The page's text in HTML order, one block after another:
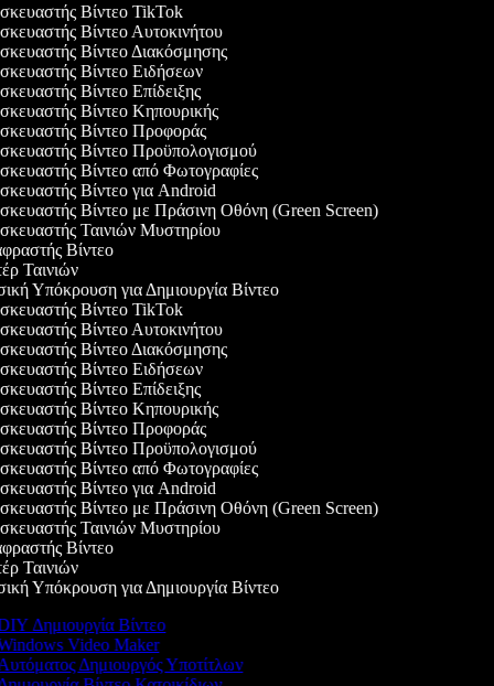
Βίντεο TikTok
Βίντεο Αυτοκινήτου
Βίντεο Διακόσμησης
Βίντεο Ειδήσεων
Βίντεο Επίδειξης
Βίντεο Κηπουρικής
Βίντεο Προφοράς
Βίντεο Προϋπολογισμού
Βίντεο από Φωτογραφίες
Βίντεο για Android
Βίντεο με Πράσινη Οθόνη (Green Screen)
Ταινιών Μυστηρίου
Βίντεο
Ταινιών
Υπόκρουση για Δημιουργία Βίντεο
Βίντεο TikTok
Βίντεο Αυτοκινήτου
Βίντεο Διακόσμησης
Βίντεο Ειδήσεων
Βίντεο Επίδειξης
Βίντεο Κηπουρικής
Βίντεο Προφοράς
Βίντεο Προϋπολογισμού
Βίντεο από Φωτογραφίες
Βίντεο για Android
Βίντεο με Πράσινη Οθόνη (Green Screen)
Ταινιών Μυστηρίου
Βίντεο
Ταινιών
Υπόκρουση για Δημιουργία Βίντεο
Δημιουργία Βίντεο
Video Maker
Δημιουργός Υποτίτλων